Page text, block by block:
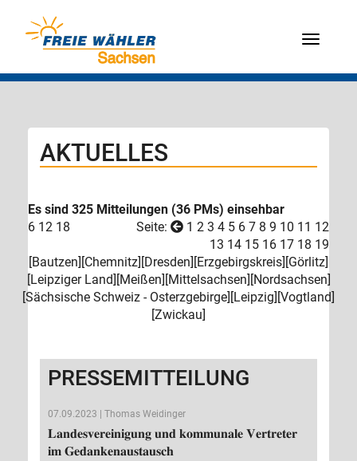
Menü
AKTUELLES
Es sind 325 Mitteilungen (36 PMs) einsehbar
6 12 18 Seite: 1 2 3 4 5 6 7 8 9 10 11 12
13 14 15 16 17 18 19
[Bautzen][Chemnitz][Dresden][Erzgebirgskreis][Görlitz]
[Leipziger Land][Meißen][Mittelsachsen][Nordsachsen]
[Sächsische Schweiz - Osterzgebirge][Leipzig][Vogtland]
[Zwickau]
PRESSEMITTEILUNG
07.09.2023 | Thomas Weidinger
𝐋𝐚𝐧𝐝𝐞𝐬𝐯𝐞𝐫𝐞𝐢𝐧𝐢𝐠𝐮𝐧𝐠 𝐮𝐧𝐝 𝐤𝐨𝐦𝐦𝐮𝐧𝐚𝐥𝐞 𝐕𝐞𝐫𝐭𝐫𝐞𝐭𝐞𝐫
𝐢𝐦 𝐆𝐞𝐝𝐚𝐧𝐤𝐞𝐧𝐚𝐮𝐬𝐭𝐚𝐮𝐬𝐜𝐡